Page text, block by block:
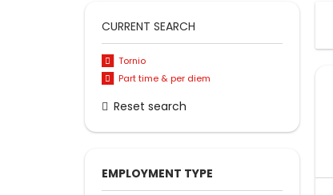
CURRENT SEARCH
Tornio
Part time & per diem
Reset search
EMPLOYMENT TYPE